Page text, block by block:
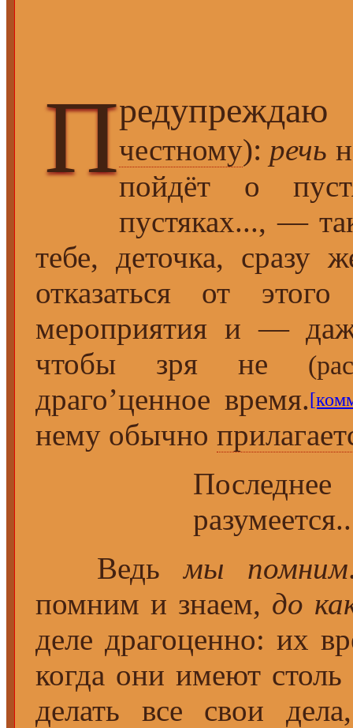
Предупреждаю
честному): речь
пойдёт о
пустяках..., —
тебе, деточка, сразу
отказаться от этого
мероприятия и —
чтобы зря не
драго’ценное время.
нему обычно
Ведьмы помним
помним и знаем, до
деле драгоценно: их
когда они имеют
делать все свои